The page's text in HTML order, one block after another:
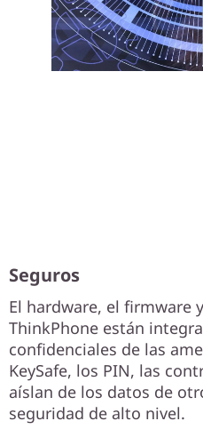
Seguros
El hardware, el firmware
ThinkPhone están
confidenciales de las
KeySafe, los PIN, las
aíslan de los datos de
seguridad de alto nivel.